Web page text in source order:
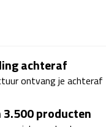
achteraf
ontvang je achteraf
3.500 producten